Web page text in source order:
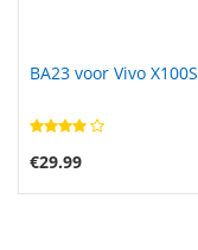
BA23 voor Vivo X100S
€29.99